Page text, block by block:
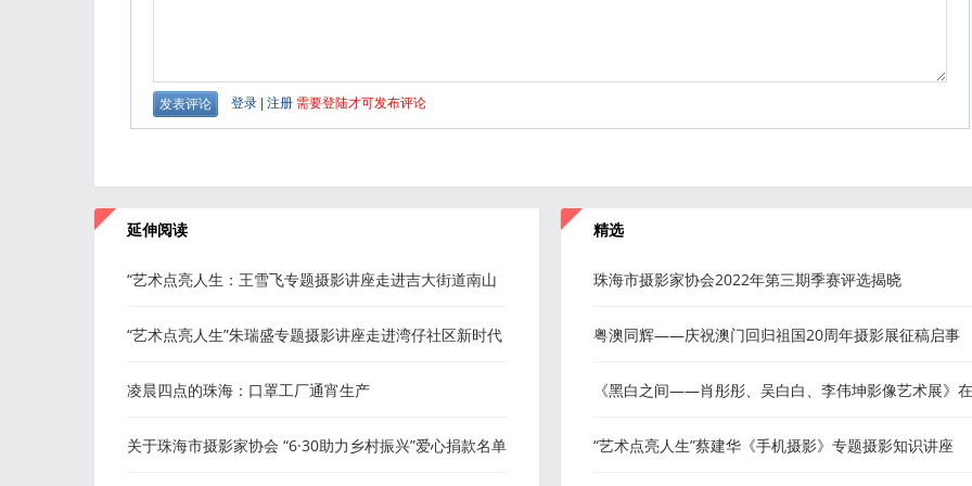
延伸阅读
“艺术点亮人生：王雪飞专题摄影讲座走进吉大街道南山
社区新时代文明实践站
“艺术点亮人生”朱瑞盛专题摄影讲座走进湾仔社区新时代
文明实践站
凌晨四点的珠海：口罩工厂通宵生产
关于珠海市摄影家协会 “6·30助力乡村振兴”爱心捐款名单
精选
珠海市摄影家协会2022年第三期季赛评选揭晓
粤澳同辉——庆祝澳门回归祖国20周年摄影展征稿启事
《黑白之间——肖彤彤、吴白白、李伟坤影像艺术展》在
珠海开幕
“艺术点亮人生”蔡建华《手机摄影》专题摄影知识讲座